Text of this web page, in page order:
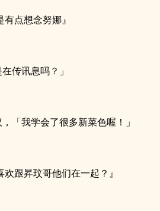
点想念努娜』
传讯息吗？」
「我学会了很多新菜色喔！」
跟昇玟哥他们在一起？』